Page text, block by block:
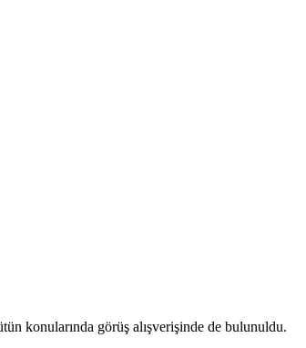
konularında görüş alışverişinde de bulunuldu.